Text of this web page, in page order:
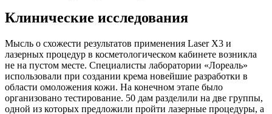
Клинические исследования
Мысль о схожести результатов применения Laser X3 и
лазерных процедур в косметологическом кабинете возникла
не на пустом месте. Специалисты лаборатории «Лореаль»
использовали при создании крема новейшие разработки в
области омоложения кожи. На конечном этапе было
организовано тестирование. 50 дам разделили на две группы,
одной из которых предложили пройти лазерные процедуры, а